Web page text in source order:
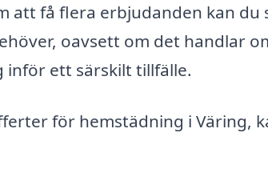
att få flera erbjudanden kan
oavsett om det handlar
inför ett särskilt tillfälle.
för hemstädning i Väring,